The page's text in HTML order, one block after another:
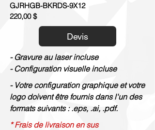
GJRHGB-BKRDS-9X12
220,00 $
Devis
- Gravure au laser incluse
- Configuration visuelle incluse
- Votre configuration graphique et votre
logo doivent être fournis dans l'un des
formats suivants : .eps, .ai, .pdf.
* Frais de livraison en sus